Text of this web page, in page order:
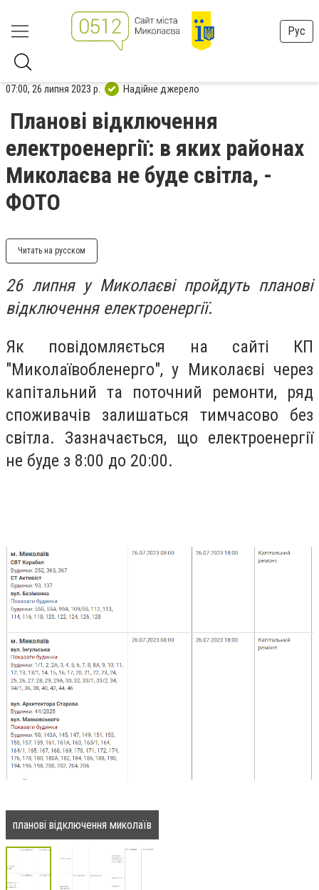
Рус
07:00, 26 липня 2023 р. Надійне джерело
Планові відключення
електроенергії: в яких районах
Миколаєва не буде світла, -
ФОТО
Читать на русском
26 липня у Миколаєві пройдуть планові
відключення електроенергії.
Як повідомляється на сайті КП
"Миколаївобленерго", у Миколаєві через
капітальний та поточний ремонти, ряд
споживачів залишаться тимчасово без
світла. Зазначається, що електроенергії
не буде з 8:00 до 20:00.
планові відключення миколаїв